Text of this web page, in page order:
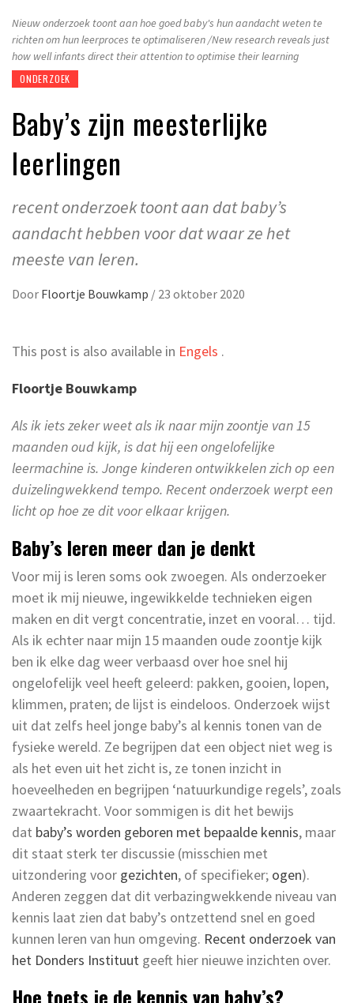
Nieuw onderzoek toont aan hoe goed baby's hun aandacht weten te
richten om hun leerproces te optimaliseren /New research reveals just
how well infants direct their attention to optimise their learning
ONDERZOEK
Baby’s zijn meesterlijke
leerlingen
recent onderzoek toont aan dat baby’s
aandacht hebben voor dat waar ze het
meeste van leren.
Door Floortje Bouwkamp / 23 oktober 2020
This post is also available in Engels .
Floortje Bouwkamp
Als ik iets zeker weet als ik naar mijn zoontje van 15
maanden oud kijk, is dat hij een ongelofelijke
leermachine is. Jonge kinderen ontwikkelen zich op een
duizelingwekkend tempo. Recent onderzoek werpt een
licht op hoe ze dit voor elkaar krijgen.
Baby’s leren meer dan je denkt
Voor mij is leren soms ook zwoegen. Als onderzoeker
moet ik mij nieuwe, ingewikkelde technieken eigen
maken en dit vergt concentratie, inzet en vooral… tijd.
Als ik echter naar mijn 15 maanden oude zoontje kijk
ben ik elke dag weer verbaasd over hoe snel hij
ongelofelijk veel heeft geleerd: pakken, gooien, lopen,
klimmen, praten; de lijst is eindeloos. Onderzoek wijst
uit dat zelfs heel jonge baby’s al kennis tonen van de
fysieke wereld. Ze begrijpen dat een object niet weg is
als het even uit het zicht is, ze tonen inzicht in
hoeveelheden en begrijpen ‘natuurkundige regels’, zoals
zwaartekracht. Voor sommigen is dit het bewijs
dat baby’s worden geboren met bepaalde kennis, maar
dit staat sterk ter discussie (misschien met
uitzondering voor gezichten, of specifieker; ogen).
Anderen zeggen dat dit verbazingwekkende niveau van
kennis laat zien dat baby’s ontzettend snel en goed
kunnen leren van hun omgeving. Recent onderzoek van
het Donders Instituut geeft hier nieuwe inzichten over.
Hoe toets je de kennis van baby’s?